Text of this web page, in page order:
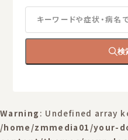
キーワードや症状・病名
検
Warning : Undefined array
/home/zmmedia01/your-